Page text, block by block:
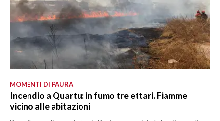
MOMENTI DI PAURA
Incendio a Quartu: in fumo tre ettari. Fiamme
vicino alle abitazioni